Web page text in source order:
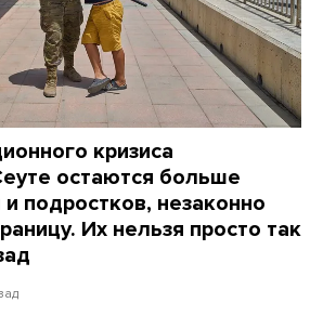
кризиса
остаются больше
подростков, незаконно
Их нельзя просто так